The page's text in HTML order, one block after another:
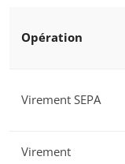
Opération
Virement SEPA
Virement